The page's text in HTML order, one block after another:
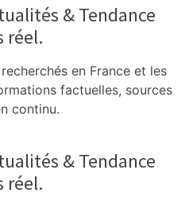
& Tendance
réel.
en France et les
factuelles, sources
continu.
& Tendance
réel.